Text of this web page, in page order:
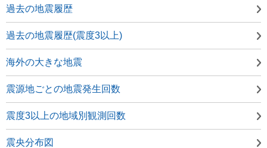
過去の地震履歴
過去の地震履歴(震度3以上)
海外の大きな地震
震源地ごとの地震発生回数
震度3以上の地域別観測回数
震央分布図